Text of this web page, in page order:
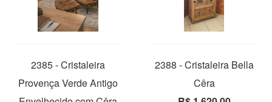
2385 - Cristaleira
Provença Verde Antigo
2388 - Cristaleira Bella
Cêra